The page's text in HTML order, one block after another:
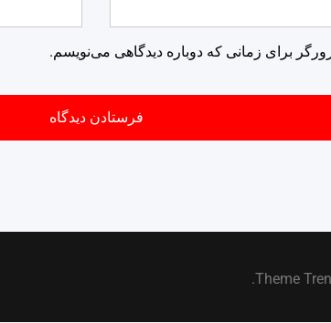
برای زمانی که دوباره دیدگاهی می‌نویسم.
Theme
.